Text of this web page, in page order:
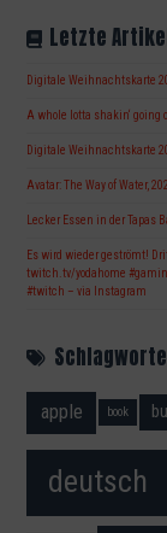
Letzte
Digitale Weihnachtskarte
A whole lotta shakin‘ going
Digitale Weihnachtskarte
Avatar: The Way of Water,
Lecker Essen in der Tapas
Es wird wieder geströmt!
twitch.tv/yodahome
#twitch – via Instagram
Schlagworte
apple book
deutsch